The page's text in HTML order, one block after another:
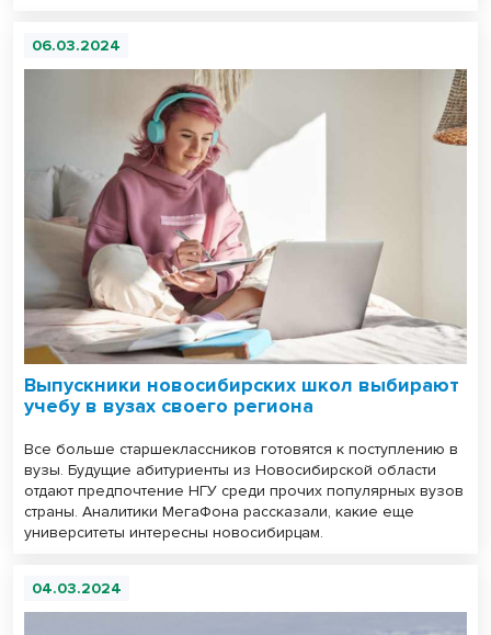
06.03.2024
Выпускники новосибирских школ выбирают
учебу в вузах своего региона
Все больше старшеклассников готовятся к поступлению в
вузы. Будущие абитуриенты из Новосибирской области
отдают предпочтение НГУ среди прочих популярных вузов
страны. Аналитики МегаФона рассказали, какие еще
университеты интересны новосибирцам.
04.03.2024